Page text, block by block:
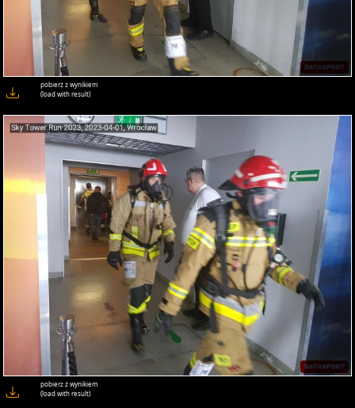
pobierz z wynikiem
(load with result)
pobierz z wynikiem
(load with result)